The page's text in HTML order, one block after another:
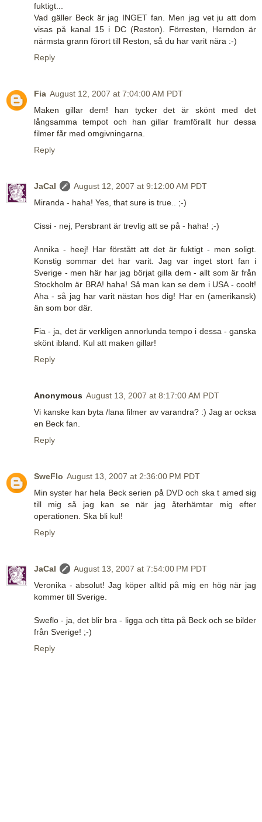
fuktigt...
Vad gäller Beck är jag INGET fan. Men jag vet ju att dom
visas på kanal 15 i DC (Reston). Förresten, Herndon är
närmsta grann förort till Reston, så du har varit nära :-)
Reply
Fia August 12, 2007 at 7:04:00 AM PDT
Maken gillar dem! han tycker det är skönt med det
långsamma tempot och han gillar framförallt hur dessa
filmer får med omgivningarna.
Reply
JaCal
August 12, 2007 at 9:12:00 AM PDT
Miranda - haha! Yes, that sure is true.. ;-)
Cissi - nej, Persbrant är trevlig att se på - haha! ;-)
Annika - heej! Har förstått att det är fuktigt - men soligt.
Konstig sommar det har varit. Jag var inget stort fan i
Sverige - men här har jag börjat gilla dem - allt som är från
Stockholm är BRA! haha! Så man kan se dem i USA - coolt!
Aha - så jag har varit nästan hos dig! Har en (amerikansk)
än som bor där.
Fia - ja, det är verkligen annorlunda tempo i dessa - ganska
skönt ibland. Kul att maken gillar!
Reply
Anonymous August 13, 2007 at 8:17:00 AM PDT
Vi kanske kan byta /lana filmer av varandra? :) Jag ar ocksa
en Beck fan.
Reply
SweFlo August 13, 2007 at 2:36:00 PM PDT
Min syster har hela Beck serien på DVD och ska t amed sig
till mig så jag kan se när jag återhämtar mig efter
operationen. Ska bli kul!
Reply
JaCal
August 13, 2007 at 7:54:00 PM PDT
Veronika - absolut! Jag köper alltid på mig en hög när jag
kommer till Sverige.
Sweflo - ja, det blir bra - ligga och titta på Beck och se bilder
från Sverige! ;-)
Reply